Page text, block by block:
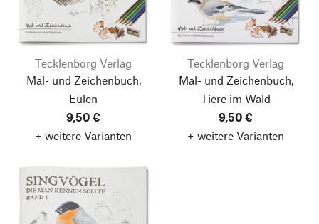
Tecklenborg Verlag
Mal- und Zeichenbuch,
Eulen
9,50 €
+ weitere Varianten
Tecklenborg Verlag
Mal- und Zeichenbuch,
Tiere im Wald
9,50 €
+ weitere Varianten